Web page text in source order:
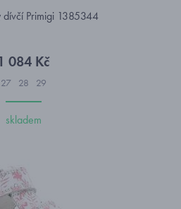
dívčí Primigi 1385344
084 Kč
27 28 29
skladem